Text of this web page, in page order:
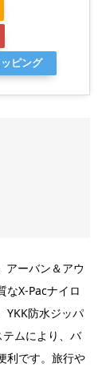
ピング
アーバン＆アウ
なX-Pacナイロ
YKK防水ジッパ
テムにより、バ
利です。旅行や